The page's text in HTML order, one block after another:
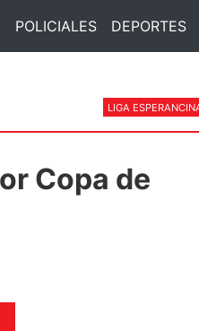
POLICIALES DEPORTES
LIGA
Copa de